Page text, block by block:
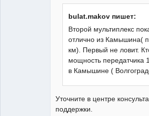
bulat.makov пишет:
Второй мультиплекс
отлично из Камышина(
км). Первый не ловит.
мощность передатчика
в Камышине (
Уточните в центре
поддержки.